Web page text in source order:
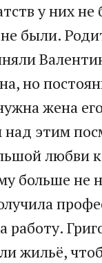
у них не
были.
но
жена
над этим
любви
больше не
работу.
жильё,